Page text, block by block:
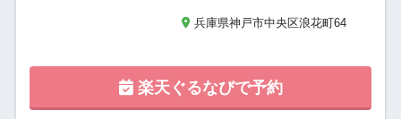
兵庫県神戸市中央区浪花町64
楽天ぐるなびで予約